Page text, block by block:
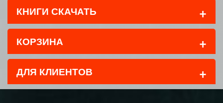
КНИГИ СКАЧАТЬ +
КОРЗИНА +
ДЛЯ КЛИЕНТОВ +